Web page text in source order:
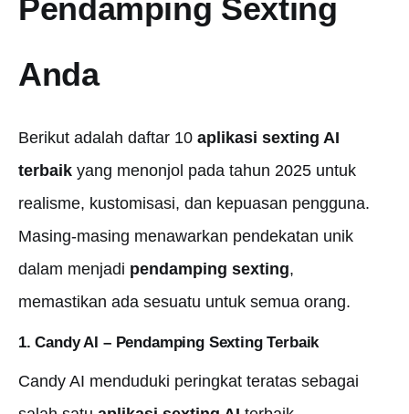
Pendamping Sexting
Anda
Berikut adalah daftar 10 aplikasi sexting AI
terbaik yang menonjol pada tahun 2025 untuk
realisme, kustomisasi, dan kepuasan pengguna.
Masing-masing menawarkan pendekatan unik
dalam menjadi pendamping sexting,
memastikan ada sesuatu untuk semua orang.
1. Candy AI – Pendamping SextingTerbaik
Candy AI menduduki peringkat teratas sebagai